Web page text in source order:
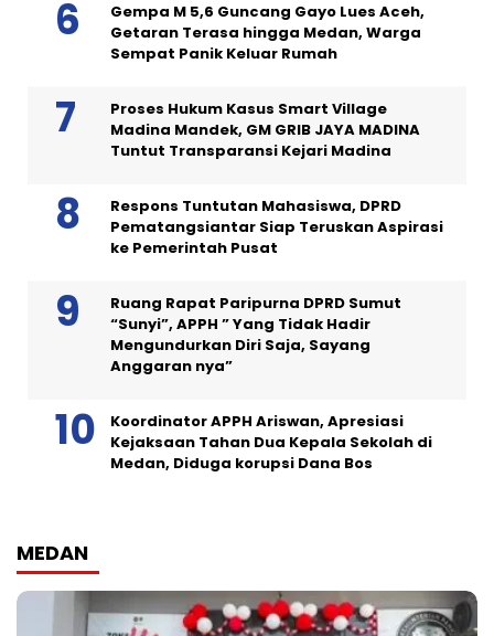
Gempa M 5,6 Guncang Gayo Lues Aceh,
Getaran Terasa hingga Medan, Warga
Sempat Panik Keluar Rumah
Proses Hukum Kasus Smart Village
Madina Mandek, GM GRIB JAYA MADINA
Tuntut Transparansi Kejari Madina
Respons Tuntutan Mahasiswa, DPRD
Pematangsiantar Siap Teruskan Aspirasi
ke Pemerintah Pusat
Ruang Rapat Paripurna DPRD Sumut
“Sunyi”, APPH ” Yang Tidak Hadir
Mengundurkan Diri Saja, Sayang
Anggaran nya”
Koordinator APPH Ariswan, Apresiasi
Kejaksaan Tahan Dua Kepala Sekolah di
Medan, Diduga korupsi Dana Bos
MEDAN